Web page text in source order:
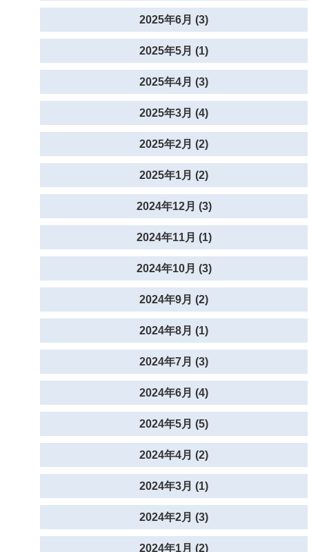
2025年6月 (3)
2025年5月 (1)
2025年4月 (3)
2025年3月 (4)
2025年2月 (2)
2025年1月 (2)
2024年12月 (3)
2024年11月 (1)
2024年10月 (3)
2024年9月 (2)
2024年8月 (1)
2024年7月 (3)
2024年6月 (4)
2024年5月 (5)
2024年4月 (2)
2024年3月 (1)
2024年2月 (3)
2024年1月 (2)